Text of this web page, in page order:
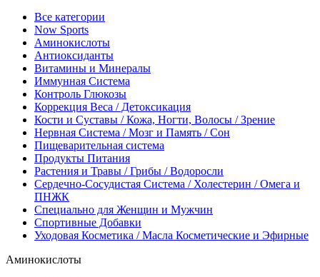
Все категории
Now Sports
Аминокислоты
Антиоксиданты
Витамины и Минералы
Иммунная Система
Контроль Глюкозы
Коррекция Веса / Детоксикация
Кости и Суставы / Кожа, Ногти, Волосы / Зрение
Нервная Система / Мозг и Память / Сон
Пищеварительная система
Продукты Питания
Растения и Травы / Грибы / Водоросли
Сердечно-Сосудистая Система / Холестерин / Омега и
ПНЖК
Специально для Женщин и Мужчин
Спортивные Добавки
Уходовая Косметика / Масла Косметические и Эфирные
Аминокислоты